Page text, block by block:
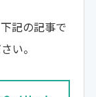
記の記事で
い。